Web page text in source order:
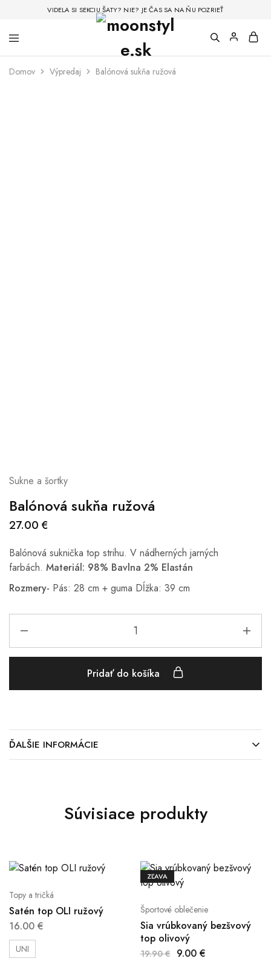
VIDELA SI SEKCIU ŠATY? NIE? JE ČAS SA NA ŇU POZRIEŤ
Domov Výpredaj Balónová sukňa ružová
Sukne a šortky
Balónová sukňa ružová
27.00 €
Balónová suknička top strihu. V nádherných jarných
farbách. Materiál: 98% Bavlna 2% Elastán
Rozmery- Pás: 28 cm + guma Dĺžka: 39 cm
Pridať do košíka
ĎALŠIE INFORMÁCIE
Súvisiace produkty
Topy a tričká
Satén top OLI ružový
16.00 €
UNI
ZĽAVA
Športové oblečenie
Sia vrúbkovaný bezšvový
top olivový
19.90€ 9.00 €